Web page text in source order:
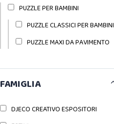
PUZZLE PER BAMBINI
PUZZLE CLASSICI PER BAMBINI
PUZZLE MAXI DA PAVIMENTO
FAMIGLIA
DJECO CREATIVO ESPOSITORI